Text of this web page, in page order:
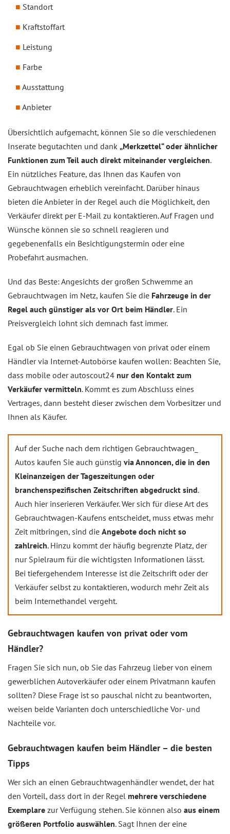
Standort
Kraftstoffart
Leistung
Farbe
Ausstattung
Anbieter
Übersichtlich aufgemacht, können Sie so die verschiedenen
Inserate begutachten und dank „Merkzettel“ oder ähnlicher
Funktionen zum Teil auch direkt miteinander vergleichen.
Ein nützliches Feature, das Ihnen das Kaufen von
Gebrauchtwagen erheblich vereinfacht. Darüber hinaus
bieten die Anbieter in der Regel auch die Möglichkeit, den
Verkäufer direkt per E-Mail zu kontaktieren. Auf Fragen und
Wünsche können sie so schnell reagieren und
gegebenenfalls ein Besichtigungstermin oder eine
Probefahrt ausmachen.
Und das Beste: Angesichts der großen Schwemme an
Gebrauchtwagen im Netz, kaufen Sie die Fahrzeuge in der
Regel auch günstiger als vor Ort beim Händler. Ein
Preisvergleich lohnt sich demnach fast immer.
Egal ob Sie einen Gebrauchtwagen von privat oder einem
Händler via Internet-Autobörse kaufen wollen: Beachten Sie,
dass mobile oder autoscout24 nur den Kontakt zum
Verkäufer vermitteln. Kommt es zum Abschluss eines
Vertrages, dann besteht dieser zwischen dem Vorbesitzer und
Ihnen als Käufer.
Auf der Suche nach dem richtigen Gebrauchtwagen_
Autos kaufen Sie auch günstig via Annoncen, die in den
Kleinanzeigen der Tageszeitungen oder
branchenspezifischen Zeitschriften abgedruckt sind.
Auch hier inserieren Verkäufer. Wer sich für diese Art des
Gebrauchtwagen-Kaufens entscheidet, muss etwas mehr
Zeit mitbringen, sind die Angebote doch nicht so
zahlreich. Hinzu kommt der häufig begrenzte Platz, der
nur Spielraum für die wichtigsten Informationen lässt.
Bei tiefergehendem Interesse ist die Zeitschrift oder der
Verkäufer selbst zu kontaktieren, wodurch mehr Zeit als
beim Internethandel vergeht.
Gebrauchtwagen kaufen von privat oder vom
Händler?
Fragen Sie sich nun, ob Sie das Fahrzeug lieber von einem
gewerblichen Autoverkäufer oder einem Privatmann kaufen
sollten? Diese Frage ist so pauschal nicht zu beantworten,
weisen beide Varianten doch unterschiedliche Vor- und
Nachteile vor.
Gebrauchtwagen kaufen beim Händler – die besten
Tipps
Wer sich an einen Gebrauchtwagenhändler wendet, der hat
den Vorteil, dass dort in der Regel mehrere verschiedene
Exemplare zur Verfügung stehen. Sie können also aus einem
größeren Portfolio auswählen. Sagt Ihnen der eine